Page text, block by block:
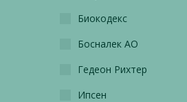
Биокодекс
Босналек АО
Гедеон Рихтер
Ипсен